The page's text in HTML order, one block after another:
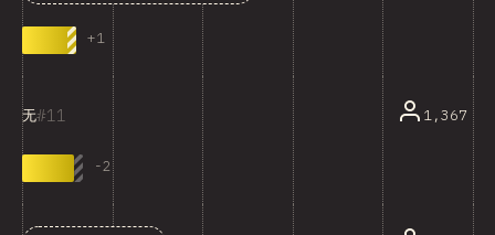
+1
11
无
-2
1,367